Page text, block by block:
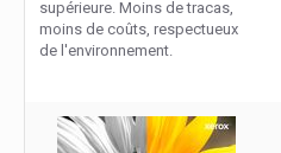
supérieure. Moins de tracas,
moins de coûts, respectueux
de l'environnement.